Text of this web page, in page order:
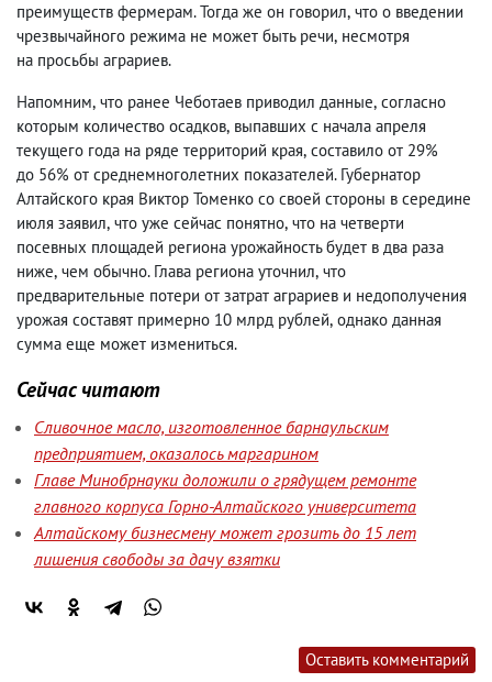
преимуществ фермерам. Тогда же он говорил, что о введении
чрезвычайного режима не может быть речи, несмотря
на просьбы аграриев.
Напомним, что ранее Чеботаев приводил данные, согласно
которым количество осадков, выпавших с начала апреля
текущего года на ряде территорий края, составило от 29%
до 56% от среднемноголетних показателей. Губернатор
Алтайского края Виктор Томенко со своей стороны в середине
июля заявил, что уже сейчас понятно, что на четверти
посевных площадей региона урожайность будет в два раза
ниже, чем обычно. Глава региона уточнил, что
предварительные потери от затрат аграриев и недополучения
урожая составят примерно 10 млрд рублей, однако данная
сумма еще может измениться.
Сейчас читают
Сливочное масло, изготовленное барнаульским
предприятием, оказалось маргарином
Главе Минобрнауки доложили о грядущем ремонте
главного корпуса Горно-Алтайского университета
Алтайскому бизнесмену может грозить до 15 лет
лишения свободы за дачу взятки
Оставить комментарий